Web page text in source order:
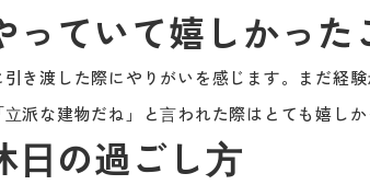
っていて嬉しかっ
き渡した際にやりがいを感じます。まだ経
派な建物だね」と⾔われた際はとても嬉しか
⽇の過ごし⽅